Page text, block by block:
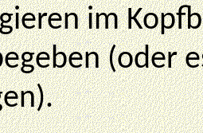
im
(oder